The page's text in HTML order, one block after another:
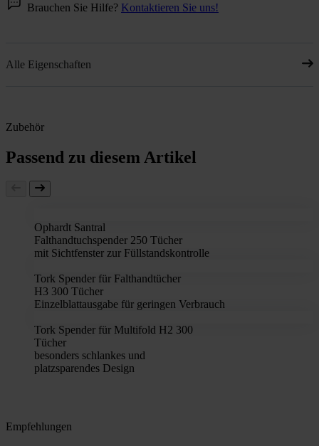
Brauchen Sie Hilfe? Kontaktieren Sie uns!
Alle Eigenschaften
Zubehör
Passend zu diesem Artikel
Ophardt Santral
Falthandtuchspender 250 Tücher
mit Sichtfenster zur Füllstandskontrolle
Tork Spender für Falthandtücher
H3 300 Tücher
Einzelblattausgabe für geringen Verbrauch
Tork Spender für Multifold H2 300
Tücher
besonders schlankes und
platzsparendes Design
Empfehlungen